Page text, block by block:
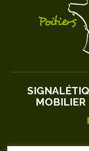
MOBILIER